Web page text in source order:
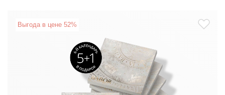
Выгода в цене 52%